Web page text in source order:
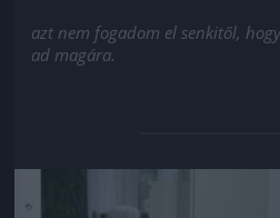
azt nem fogadom el senkitől,
ad magára.
Jön